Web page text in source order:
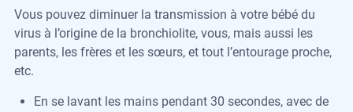
Vous pouvez diminuer la transmission à votre bébé du
virus à l’origine de la bronchiolite, vous, mais aussi les
parents, les frères et les sœurs, et tout l’entourage proche,
etc.
En se lavant les mains pendant 30 secondes, avec de